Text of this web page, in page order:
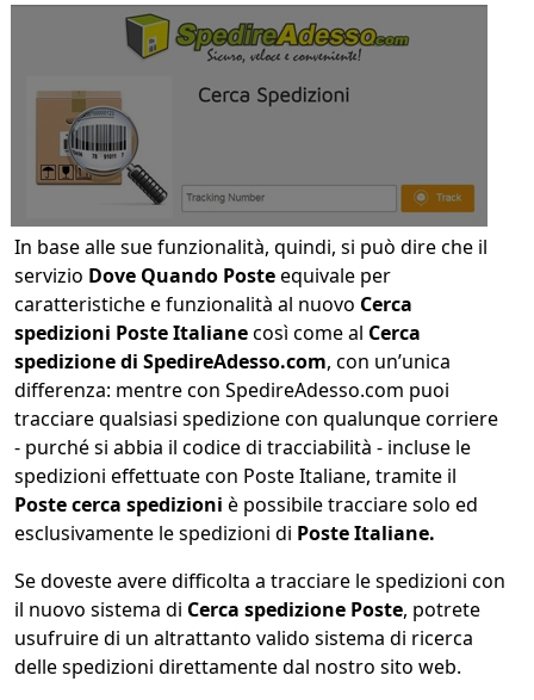
In base alle sue funzionalità, quindi, si può dire che il
servizio Dove Quando Posteequivale per
caratteristiche e funzionalità al nuovo Cerca
spedizioni Poste Italianecosì come al Cerca
spedizione di SpedireAdesso.com, con un’unica
differenza: mentre con SpedireAdesso.com puoi
tracciare qualsiasi spedizione con qualunque corriere
- purché si abbia il codice di tracciabilità - incluse le
spedizioni effettuate con Poste Italiane, tramite il
Poste cerca spedizioni è possibile tracciare solo ed
esclusivamente le spedizioni di Poste Italiane.
Se doveste avere difficolta a tracciare le spedizioni con
il nuovo sistema di Cerca spedizione Poste, potrete
usufruire di un altrattanto valido sistema di ricerca
delle spedizioni direttamente dal nostro sito web.